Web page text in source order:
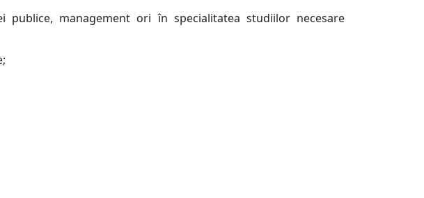
management ori în specialitatea studiilor necesare